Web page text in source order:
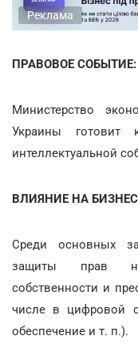
Реклама
ПРАВОВОЕ СОБЫТИЕ:
Министерство
Украины готовит
интеллектуальной
ВЛИЯНИЕ НА
Среди основных
защиты прав на
собственности и
числе в цифровой
обеспечение и т. п.).